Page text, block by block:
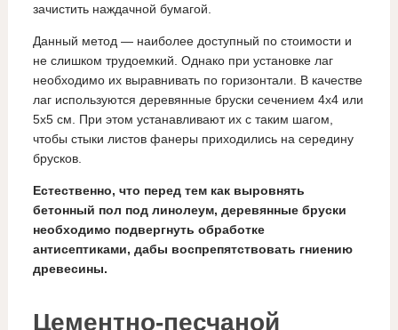
зачистить наждачной бумагой.
Данный метод — наиболее доступный по стоимости и
не слишком трудоемкий. Однако при установке лаг
необходимо их выравнивать по горизонтали. В качестве
лаг используются деревянные бруски сечением 4х4 или
5х5 см. При этом устанавливают их с таким шагом,
чтобы стыки листов фанеры приходились на середину
брусков.
Естественно, что перед тем как выровнять
бетонный пол под линолеум, деревянные бруски
необходимо подвергнуть обработке
антисептиками, дабы воспрепятствовать гниению
древесины.
Цементно-песчаной